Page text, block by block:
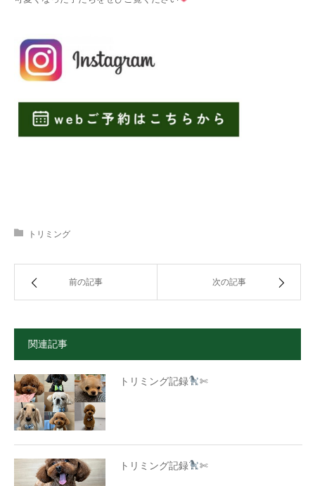
トリミング
前の記事 次の記事
関連記事
トリミング記録 ✄
トリミング記録 ✄